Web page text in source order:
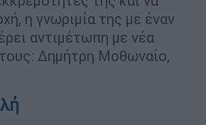
η γνωριμία της με έναν
αντιμέτωπη με νέα
Δημήτρη Μοθωναίο,